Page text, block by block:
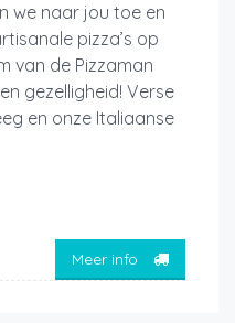
we naar jou toe en
pizza’s op
van de Pizzaman
gezelligheid! Verse
en onze Italiaanse
Meer info